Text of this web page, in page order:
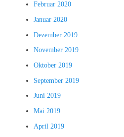
Februar 2020
Januar 2020
Dezember 2019
November 2019
Oktober 2019
September 2019
Juni 2019
Mai 2019
April 2019